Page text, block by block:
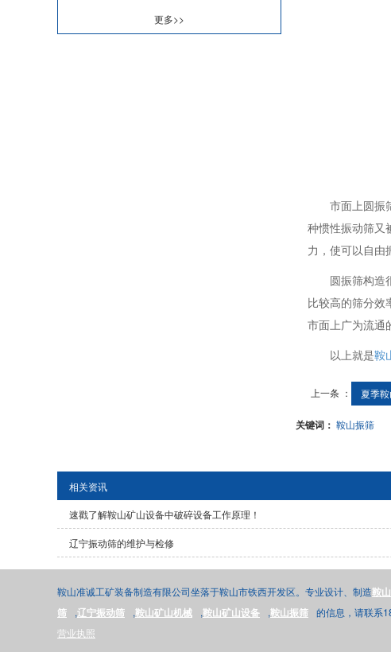
市面上圆振
种惯性振动筛又
力，使可以自由
圆振筛构造
比较高的筛分效
市面上广为流通
以上就是鞍
上一条 ： 夏季
关键词： 鞍山振筛
更多>>
相关资讯
速戳了解鞍山矿山设备中破碎设备工作原理！
辽宁振动筛的维护与检修
鞍山准诚工矿装备制造有限公司坐落于鞍山市铁西开发区。专业设计、制造鞍
筛
,辽宁振动筛 ,鞍山矿山机械 ,鞍山矿山设备 ,鞍山振筛 的信息，请联系
营业执照